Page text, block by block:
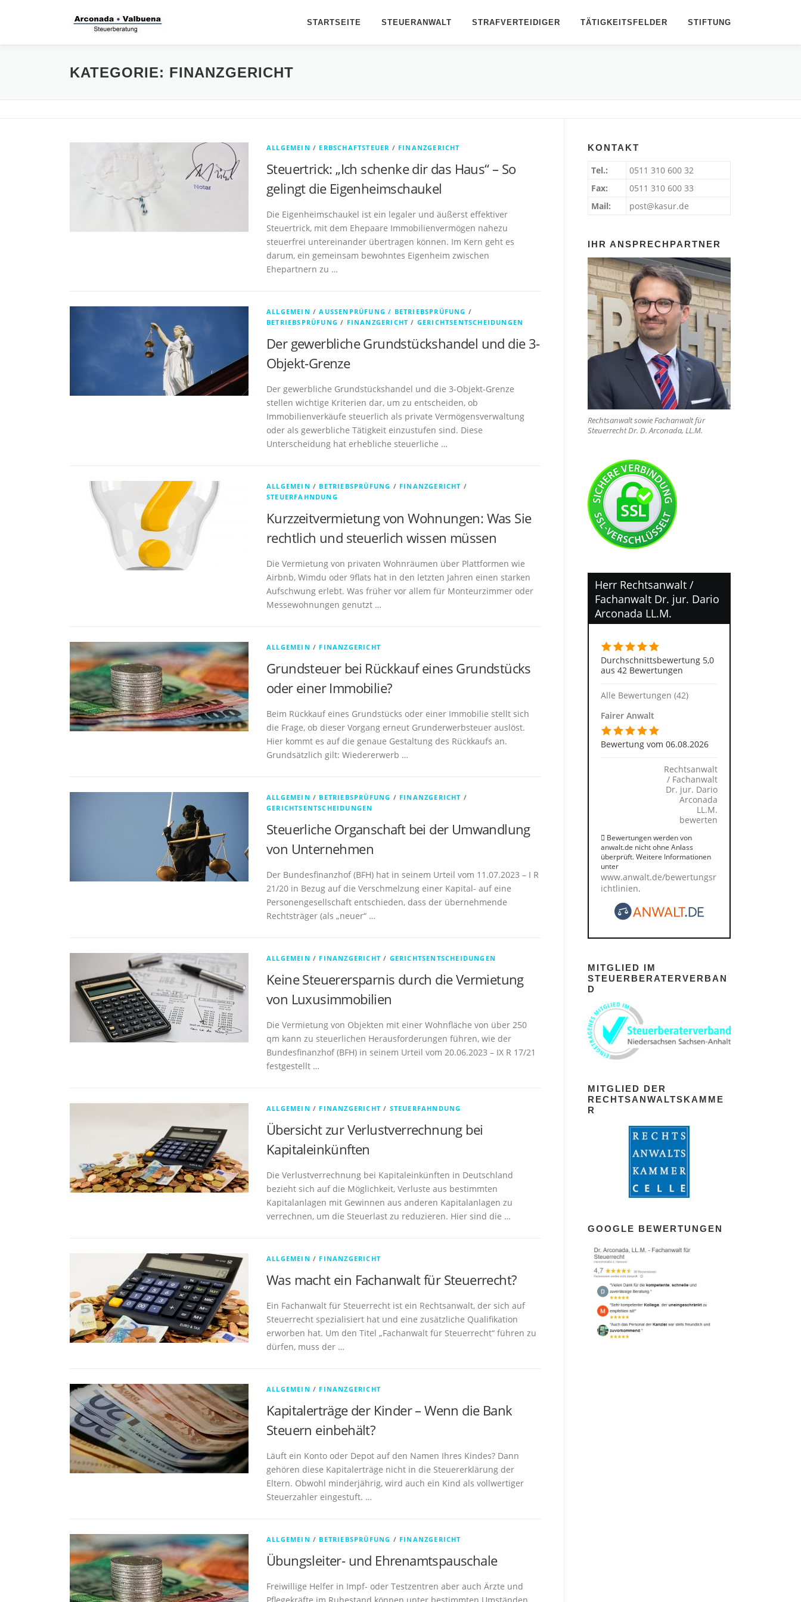
STARTSEITE STEUERANWALT STRAFVERTEIDIGER TÄTIGKEITSFELDER STIFTUNG
KATEGORIE: FINANZGERICHT
ALLGEMEIN / ERBSCHAFTSTEUER / FINANZGERICHT
Steuertrick: „Ich schenke dir das Haus“ – So
gelingt die Eigenheimschaukel
Die Eigenheimschaukel ist ein legaler und äußerst effektiver
Steuertrick, mit dem Ehepaare Immobilienvermögen nahezu
steuerfrei untereinander übertragen können. Im Kern geht es
darum, ein gemeinsam bewohntes Eigenheim zwischen
Ehepartnern zu …
ALLGEMEIN /AUSSENPRÜFUNG / BETRIEBSPRÜFUNG
/
BETRIEBSPRÜFUNG / FINANZGERICHT / GERICHTSENTSCHEIDUNGEN
Der gewerbliche Grundstückshandel und die 3-
Objekt-Grenze
Der gewerbliche Grundstückshandel und die 3-Objekt-Grenze
stellen wichtige Kriterien dar, um zu entscheiden, ob
Immobilienverkäufe steuerlich als private Vermögensverwaltung
oder als gewerbliche Tätigkeit einzustufen sind. Diese
Unterscheidung hat erhebliche steuerliche …
ALLGEMEIN / BETRIEBSPRÜFUNG / FINANZGERICHT /
STEUERFAHNDUNG
Kurzzeitvermietung von Wohnungen: Was Sie
rechtlich und steuerlich wissen müssen
Die Vermietung von privaten Wohnräumen über Plattformen wie
Airbnb, Wimdu oder 9flats hat in den letzten Jahren einen starken
Aufschwung erlebt. Was früher vor allem für Monteurzimmer oder
Messewohnungen genutzt …
ALLGEMEIN / FINANZGERICHT
Grundsteuer bei Rückkauf eines Grundstücks
oder einer Immobilie?
Beim Rückkauf eines Grundstücks oder einer Immobilie stellt sich
die Frage, ob dieser Vorgang erneut Grunderwerbsteuer auslöst.
Hier kommt es auf die genaue Gestaltung des Rückkaufs an.
Grundsätzlich gilt: Wiedererwerb …
ALLGEMEIN / BETRIEBSPRÜFUNG / FINANZGERICHT /
GERICHTSENTSCHEIDUNGEN
Steuerliche Organschaft bei der Umwandlung
von Unternehmen
Der Bundesfinanzhof (BFH) hat in seinem Urteil vom 11.07.2023 – I R
21/20 in Bezug auf die Verschmelzung einer Kapital- auf eine
Personengesellschaft entschieden, dass der übernehmende
Rechtsträger (als „neuer“ …
ALLGEMEIN / FINANZGERICHT / GERICHTSENTSCHEIDUNGEN
Keine Steuerersparnis durch die Vermietung
von Luxusimmobilien
Die Vermietung von Objekten mit einer Wohnfläche von über 250
qm kann zu steuerlichen Herausforderungen führen, wie der
Bundesfinanzhof (BFH) in seinem Urteil vom 20.06.2023 – IX R 17/21
festgestellt …
ALLGEMEIN / FINANZGERICHT / STEUERFAHNDUNG
Übersicht zur Verlustverrechnung bei
Kapitaleinkünften
Die Verlustverrechnung bei Kapitaleinkünften in Deutschland
bezieht sich auf die Möglichkeit, Verluste aus bestimmten
Kapitalanlagen mit Gewinnen aus anderen Kapitalanlagen zu
verrechnen, um die Steuerlast zu reduzieren. Hier sind die …
ALLGEMEIN / FINANZGERICHT
Was macht ein Fachanwalt für Steuerrecht?
Ein Fachanwalt für Steuerrecht ist ein Rechtsanwalt, der sich auf
Steuerrecht spezialisiert hat und eine zusätzliche Qualifikation
erworben hat. Um den Titel „Fachanwalt für Steuerrecht“ führen zu
dürfen, muss der …
ALLGEMEIN / FINANZGERICHT
Kapitalerträge der Kinder – Wenn die Bank
Steuern einbehält?
Läuft ein Konto oder Depot auf den Namen Ihres Kindes? Dann
gehören diese Kapitalerträge nicht in die Steuererklärung der
Eltern. Obwohl minderjährig, wird auch ein Kind als vollwertiger
Steuerzahler eingestuft. …
ALLGEMEIN / BETRIEBSPRÜFUNG / FINANZGERICHT
Übungsleiter- und Ehrenamtspauschale
Freiwillige Helfer in Impf- oder Testzentren aber auch Ärzte und
KONTAKT
Tel.:
0511 310 600 32
Fax:
0511 310 600 33
Mail:
post@kasur.de
IHR ANSPRECHPARTNER
Rechtsanwalt sowie Fachanwalt für
Steuerrecht Dr. D. Arconada, LL.M.
Herr Rechtsanwalt /
Fachanwalt Dr. jur. Dario
Arconada LL.M.
Durchschnittsbewertung 5,0
aus 42 Bewertungen
Alle Bewertungen (42)
Fairer Anwalt
Bewertung vom 06.08.2026
Rechtsanwalt
/ Fachanwalt
Dr. jur. Dario
Arconada
LL.M.
bewerten
Bewertungen werden von
anwalt.de nicht ohne Anlass
überprüft. Weitere Informationen
unter
www.anwalt.de/bewertungsr
ichtlinien.
MITGLIED IM
STEUERBERATERVERBAN
D
MITGLIED DER
RECHTSANWALTSKAMME
R
GOOGLE BEWERTUNGEN